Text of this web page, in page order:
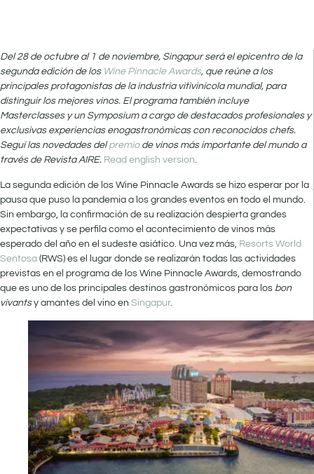
Del 28 de octubre al 1 de noviembre, Singapur será el epicentro de la
segunda edición de los Wine Pinnacle Awards, que reúne a los
principales protagonistas de la industria vitivinícola mundial, para
distinguir los mejores vinos. El programa también incluye
Masterclasses y un Symposium a cargo de destacados profesionales y
exclusivas experiencias enogastronómicas con reconocidos chefs.
Seguí las novedades del premiode vinos más importante del mundo a
través de Revista AIRE. Read english version.
La segunda edición de los Wine Pinnacle Awards se hizo esperar por la
pausa que puso la pandemia a los grandes eventos en todo el mundo.
Sin embargo, la confirmación de su realización despierta grandes
expectativas y se perfila como el acontecimiento de vinos más
esperado del año en el sudeste asiático. Una vez más, Resorts World
Sentosa (RWS) es el lugar donde se realizarán todas las actividades
previstas en el programa de los Wine Pinnacle Awards, demostrando
que es uno de los principales destinos gastronómicos para los bon
vivantsy amantes del vino en Singapur.